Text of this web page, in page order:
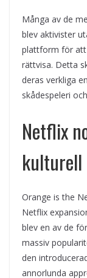
Många av de
blev aktivister
plattform för
rättvisa. Detta
deras verkliga
skådespeleri
Netflix
kulturell
Orange is the
Netflix
blev en av de
massiv
den
annorlunda